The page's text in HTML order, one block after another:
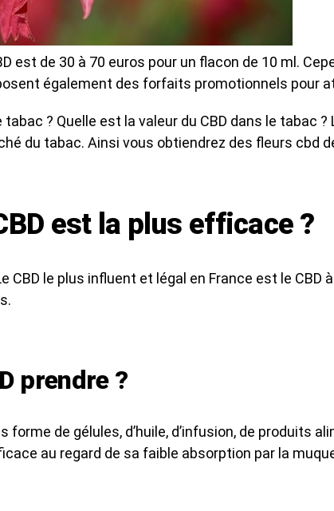
est de 30 à 70 euros pour un flacon de 10 ml.
également des forfaits promotionnels pour
tabac ? Quelle est la valeur du CBD dans le
du tabac. Ainsi vous obtiendrez des fleurs cbd
est la plus efficace ?
CBD le plus influent et légal en France est le
prendre ?
forme de gélules, d’huile, d’infusion, de produits
au regard de sa faible absorption par la